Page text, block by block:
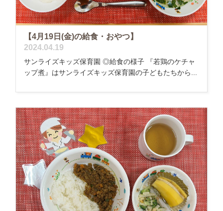
【4月19日(金)の給食・おやつ】
2024.04.19
サンライズキッズ保育園 ◎給食の様子 『若鶏のケチャ
ップ煮』はサンライズキッズ保育園の子どもたちから...